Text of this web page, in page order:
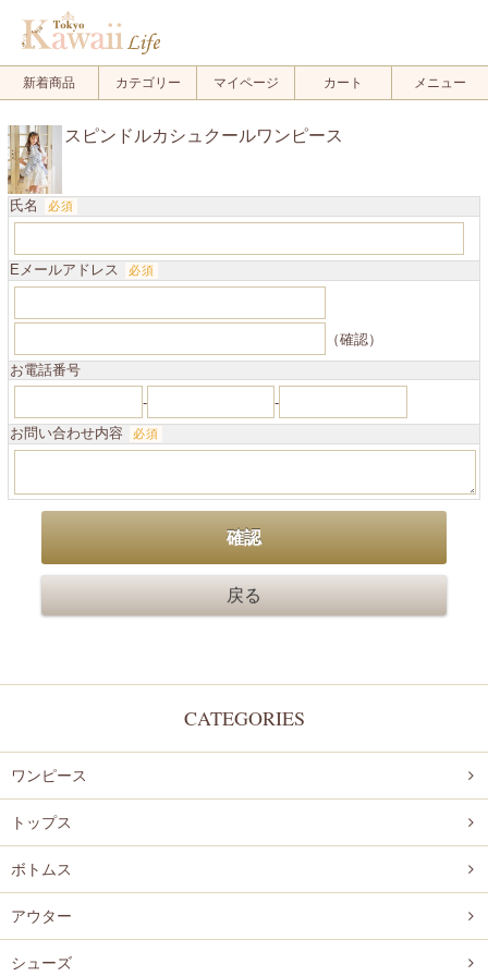
新着商品 カテゴリー マイページ カート メニュー
スピンドルカシュクールワンピース
氏名 必須
Eメールアドレス 必須
（確認）
お電話番号
-
-
お問い合わせ内容
必須
CATEGORIES
ワンピース
トップス
ボトムス
アウター
シューズ